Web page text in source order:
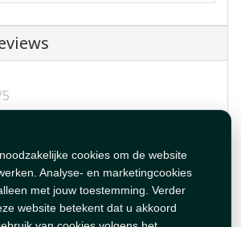
cookies om de website
Analyse- en marketingcookies
met jouw toestemming. Verder
website betekent dat u akkoord